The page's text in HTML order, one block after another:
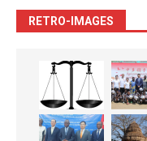
RETRO-IMAGES